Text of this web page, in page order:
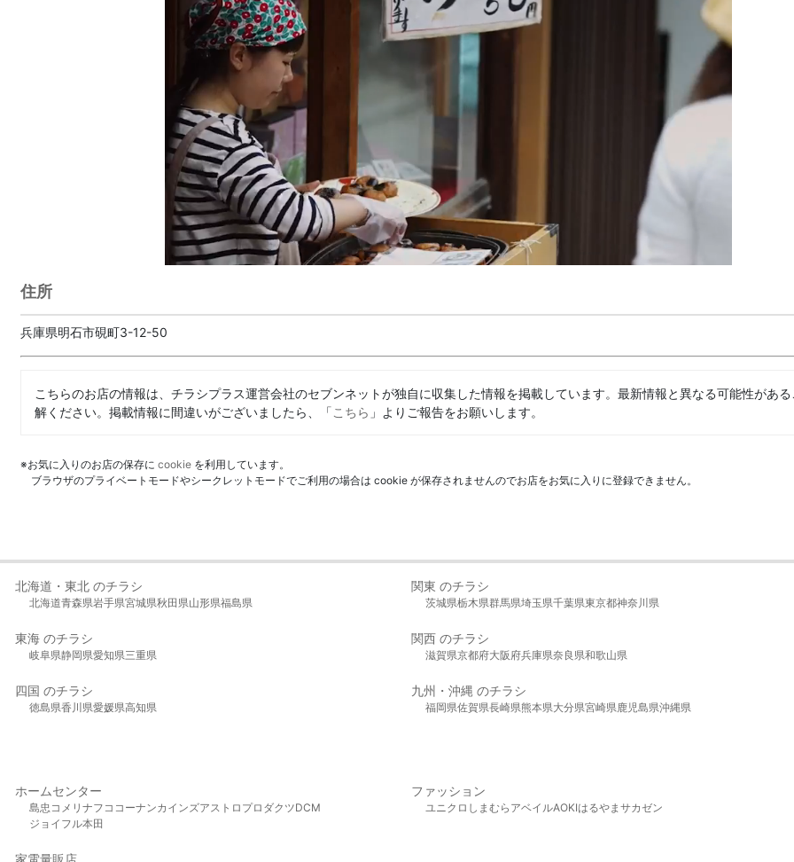
住所
兵庫県明石市硯町3-12-50
こちらのお店の情報は、チラシプラス運営会社のセブンネットが独自に収集した情報を掲載しています。最新情報と異なる可能性があ
解ください。掲載情報に間違いがございましたら、「こちら 」よりご報告をお願いします。
※お気に入りのお店の保存に cookie を利用しています。
ブラウザのプライベートモードやシークレットモードでご利用の場合は cookie が保存されませんのでお店をお気に入りに登録できません。
北海道・東北 のチラシ
北海道青森県岩手県宮城県秋田県山形県福島県
関東 のチラシ
茨城県栃木県群馬県埼玉県千葉県東京都神奈川県
東海 のチラシ
岐阜県静岡県愛知県三重県
関西 のチラシ
滋賀県京都府大阪府兵庫県奈良県和歌山県
四国 のチラシ
徳島県香川県愛媛県高知県
九州・沖縄 のチラシ
福岡県佐賀県長崎県熊本県大分県宮崎県鹿児島県沖縄県
ホームセンター
島忠 コメリ ナフコ コーナンカインズアストロプロダクツDCM
ジョイフル本田
ファッション
ユニクロ しまむら アベイルAOKIはるやま サカゼン